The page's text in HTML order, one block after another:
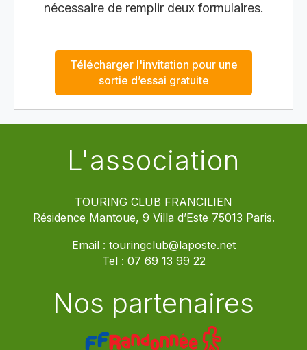
nécessaire de remplir deux formulaires.
Télécharger l'invitation pour une
sortie d’essai gratuite
L'association
TOURING CLUB FRANCILIEN
Résidence Mantoue, 9 Villa d’Este 75013 Paris.
Email : touringclub@laposte.net
Tel : 07 69 13 99 22
Nos partenaires